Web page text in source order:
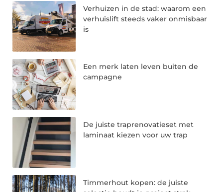
Verhuizen in de stad: waarom een
verhuislift steeds vaker onmisbaar
is
Een merk laten leven buiten de
campagne
De juiste traprenovatieset met
laminaat kiezen voor uw trap
Timmerhout kopen: de juiste